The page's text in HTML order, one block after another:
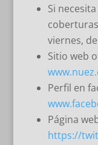
Si
viernes,
Sitio web
Perfil en
Página
https://